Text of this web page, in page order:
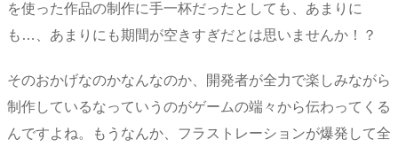
を使った作品の制作に手一杯だったとしても、あまりに
も…、あまりにも期間が空きすぎだとは思いませんか！？
そのおかげなのかなんなのか、開発者が全力で楽しみながら
制作しているなっていうのがゲームの端々から伝わってくる
んですよね。もうなんか、フラストレーションが爆発して全